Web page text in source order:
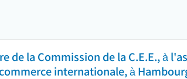
de la Commission de la C.E.E., à
internationale, à